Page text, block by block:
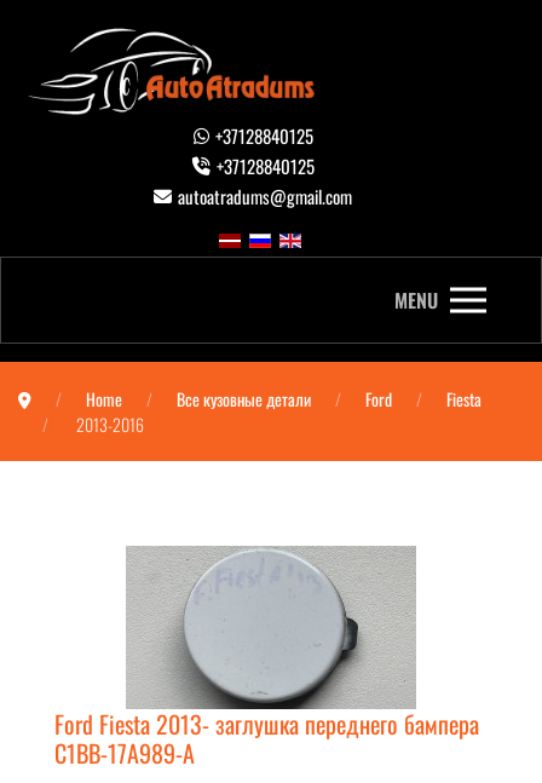
+37128840125
+37128840125
autoatradums@gmail.com
MENU
Home Все кузовные детали Ford
Fiesta
2013-2016
Ford Fiesta 2013- заглушка переднего бампера
C1BB-17A989-A